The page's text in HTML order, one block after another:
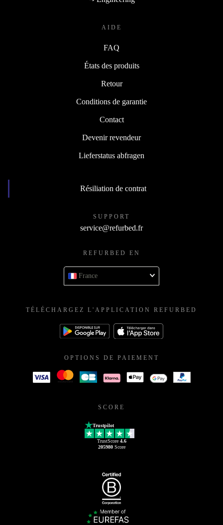
AIDE
FAQ
États des produits
Retour
Conditions de garantie
Contact
Devenir revendeur
Lieferstatus abfragen
Résiliation de contrat
SUPPORT
service@refurbed.fr
REFURBED EN
France
TÉLÉCHARGEZ L'APPLICATION REFURBED
OPTIONS DE PAIEMENT
SCORE
Trustpilot
TrustScore 4.6
205980Score